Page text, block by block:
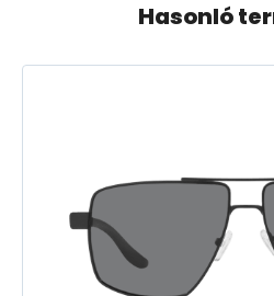
Hasonló